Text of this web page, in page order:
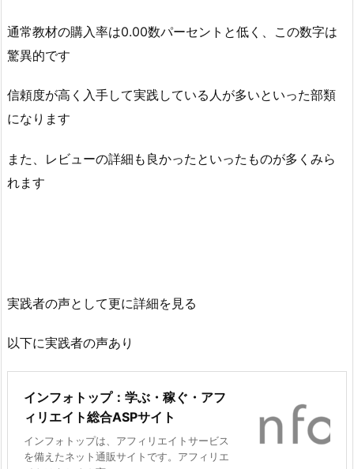
通常教材の購入率は0.00数パーセントと低く、この数字は
驚異的です
信頼度が高く入手して実践している人が多いといった部類
になります
また、レビューの詳細も良かったといったものが多くみら
れます
実践者の声として更に詳細を見る
以下に実践者の声あり
インフォトップ：学ぶ・稼ぐ・アフ
ィリエイト総合ASPサイト
インフォトップは、アフィリエイトサービス
を備えたネット通販サイトです。アフィリエ